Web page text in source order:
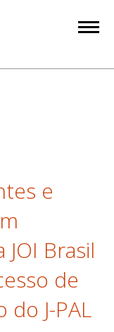
e
JOI Brasil
de
do J-PAL